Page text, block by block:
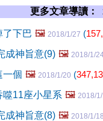
更多文章導讀：
了下巴 🖼️ 2018/1/27 (
成神旨意(9) 🖼️ 2018/1/
一個 🖼️ 2018/1/20 (
噬11座小星系 🖼️ 2018/
成神旨意(8) 🖼️ 2018/1/18